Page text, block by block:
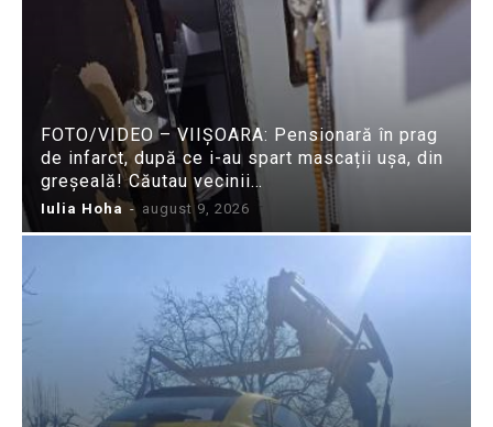
FOTO/VIDEO – VIIȘOARA: Pensionară în prag
de infarct, după ce i-au spart mascații ușa, din
greșeală! Căutau vecinii…
Iulia Hoha - august 9, 2026